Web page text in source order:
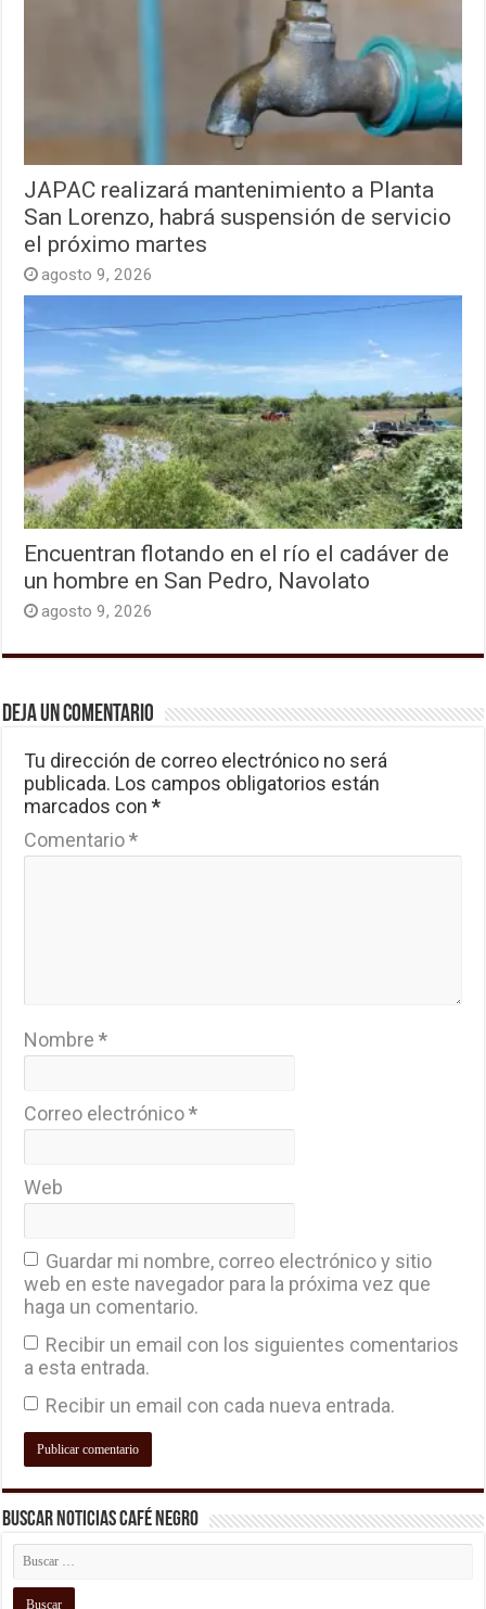
JAPAC realizará mantenimiento a Planta
San Lorenzo, habrá suspensión de servicio
el próximo martes
agosto 9, 2026
Encuentran flotando en el río el cadáver de
un hombre en San Pedro, Navolato
agosto 9, 2026
Deja un comentario
Tu dirección de correo electrónico no será
publicada. Los campos obligatorios están
marcados con*
Comentario*
Nombre*
Correo electrónico*
Web
Guardar mi nombre, correo electrónico y sitio
web en este navegador para la próxima vez que
haga un comentario.
Recibir un email con los siguientes comentarios
a esta entrada.
Recibir un email con cada nueva entrada.
Buscar Noticias Café Negro